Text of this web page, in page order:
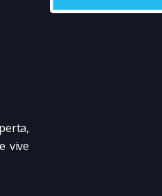
vive